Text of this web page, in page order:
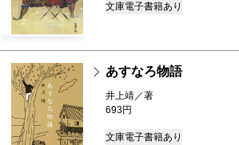
文庫電子書籍あり
あすなろ物語
井上靖／著
693円
文庫電子書籍あり